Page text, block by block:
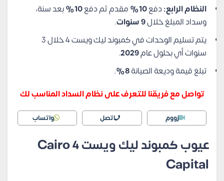
النظام الرابع:دفع10% مقدم ثم دفع10%
بعد سنة،
وسداد المبلغ خلال
.
يتم تسليم الوحدات في كمبوند ليك ويست 4 خلال 3
سنوات أي بحلول عام2029
.
تبلغ قيمة وديعة الصيانة8%
.
تواصل مع فريقنا للتعرف على نظام السداد المناسب لك
زووم اتصل واتساب
عيوب كمبوند ليك ويست 4 Cairo
Capital